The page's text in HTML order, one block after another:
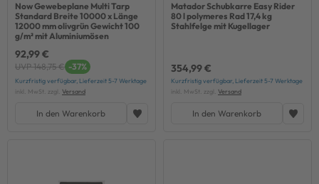
Now Gewebeplane Multi Tarp
Standard Breite 10000 x Länge
12000 mm olivgrün Gewicht 100
g/m² mit Aluminiumösen
92,99 €
UVP 148,75 € -37%
Kurzfristig verfügbar, Lieferzeit 5-7 Werktage
inkl. MwSt. zzgl. Versand
In den Warenkorb
Matador Schubkarre Easy Rider
80 l polymeres Rad 17,4 kg
Stahlfelge mit Kugellager
354,99 €
Kurzfristig verfügbar, Lieferzeit 5-7 Werktage
inkl. MwSt. zzgl. Versand
In den Warenkorb